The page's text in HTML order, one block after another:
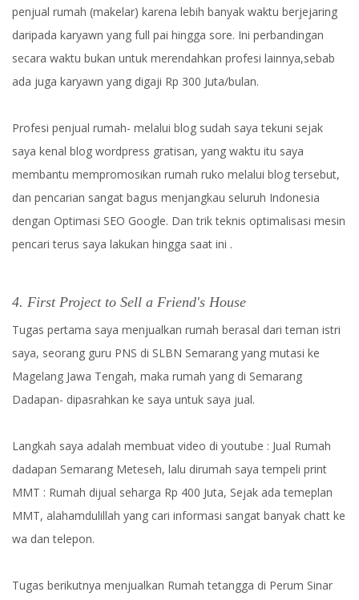
penjual rumah (makelar) karena lebih banyak waktu berjejaring
daripada karyawn yang full pai hingga sore. Ini perbandingan
secara waktu bukan untuk merendahkan profesi lainnya,sebab
ada juga karyawn yang digaji Rp 300 Juta/bulan.
Profesi penjual rumah- melalui blog sudah saya tekuni sejak
saya kenal blog wordpress gratisan, yang waktu itu saya
membantu mempromosikan rumah ruko melalui blog tersebut,
dan pencarian sangat bagus menjangkau seluruh Indonesia
dengan Optimasi SEO Google. Dan trik teknis optimalisasi mesin
pencari terus saya lakukan hingga saat ini .
4. First Project to Sell a Friend's House
Tugas pertama saya menjualkan rumah berasal dari teman istri
saya, seorang guru PNS di SLBN Semarang yang mutasi ke
Magelang Jawa Tengah, maka rumah yang di Semarang
Dadapan- dipasrahkan ke saya untuk saya jual.
Langkah saya adalah membuat video di youtube : Jual Rumah
dadapan Semarang Meteseh, lalu dirumah saya tempeli print
MMT : Rumah dijual seharga Rp 400 Juta, Sejak ada temeplan
MMT, alahamdulillah yang cari informasi sangat banyak chatt ke
wa dan telepon.
Tugas berikutnya menjualkan Rumah tetangga di Perum Sinar